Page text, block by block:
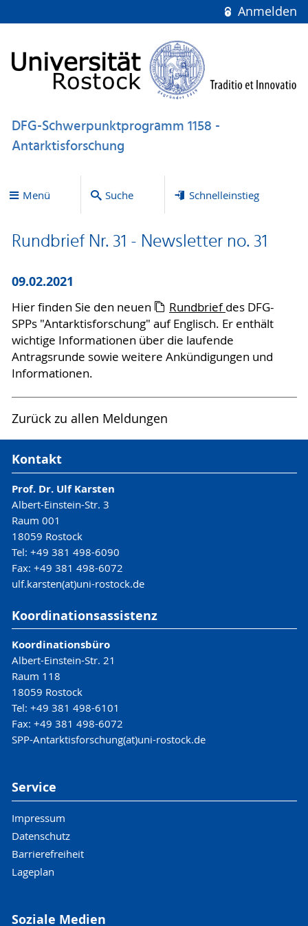
Anmelden
DFG-Schwerpunktprogramm 1158 -
Antarktisforschung
Menü Suche Schnelleinstieg
Rundbrief Nr. 31 - Newsletter no. 31
09.02.2021
Hier finden Sie den neuen Rundbriefdes DFG-
SPPs "Antarktisforschung" auf Englisch. Er enthält
wichtige Informationen über die laufende
Antragsrunde sowie weitere Ankündigungen und
Informationen.
Zurück zu allen Meldungen
Kontakt
Prof. Dr. Ulf Karsten
Albert-Einstein-Str. 3
Raum 001
18059 Rostock
Tel: +49 381 498-6090
Fax: +49 381 498-6072
ulf.karsten(at)uni-rostock.de
Koordinationsassistenz
Koordinationsbüro
Albert-Einstein-Str. 21
Raum 118
18059 Rostock
Tel: +49 381 498-6101
Fax: +49 381 498-6072
SPP-Antarktisforschung(at)uni-rostock.de
Service
Impressum
Datenschutz
Barrierefreiheit
Lageplan
Soziale Medien